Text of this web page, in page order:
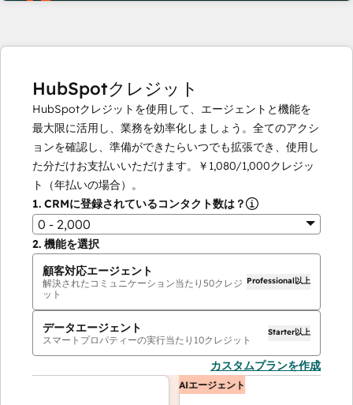
HubSpotクレジット
HubSpotクレジットを使用して、エージェントと機能を
最大限に活用し、業務を効率化しましょう。全てのアクシ
ョンを確認し、準備ができたらいつでも拡張でき、使用し
た分だけお支払いいただけます。
￥1,080/1,000クレジッ
ト（年払いの場合）。
1. CRMに登録されているコンタクト数は？
0 - 2,000
2. 機能を選択
顧客対応エージェント
解決されたコミュニケーション当たり 50クレジ
ット
Professional以上
データエージェント
スマートプロパティーの実行当たり 10クレジット
Starter以上
カスタムプランを作成
AIエージェント